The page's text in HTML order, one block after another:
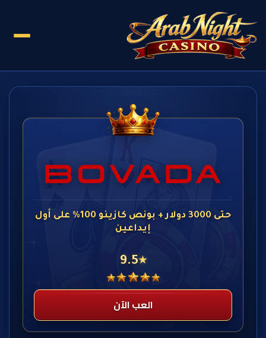
حتى 3000 دولار + بونص كازينو 100% على أول
إيداعين
★
9.5
العب الآن